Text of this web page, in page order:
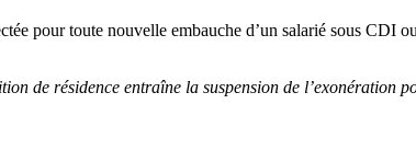
pour toute nouvelle embauche d’un salarié sous
de résidence entraîne la suspension de l’exonération